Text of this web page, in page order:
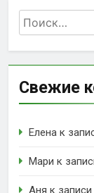
Найти:
Свежие
Елена к
Мари к
Аня к записи